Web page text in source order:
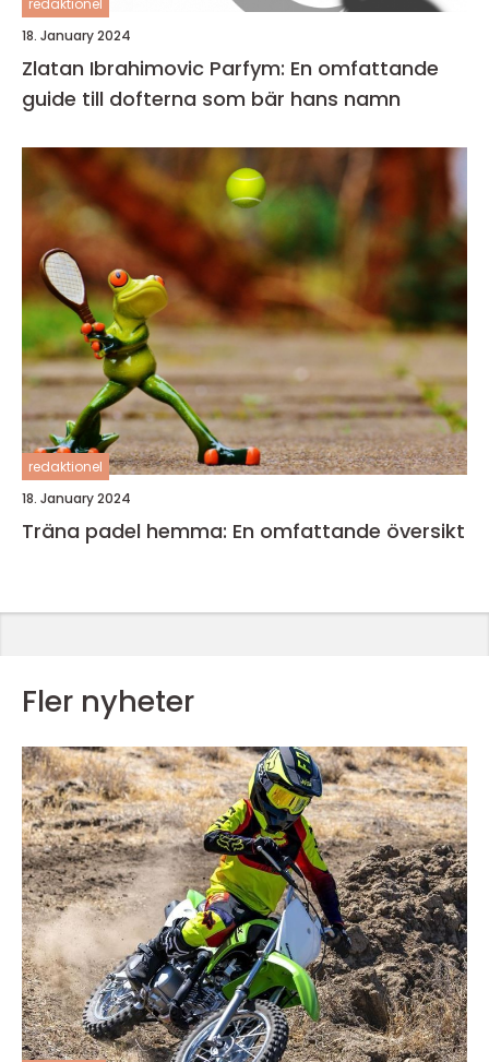
18. January 2024
Zlatan Ibrahimovic Parfym: En omfattande
guide till dofterna som bär hans namn
redaktionel
18. January 2024
Träna padel hemma: En omfattande översikt
Fler nyheter